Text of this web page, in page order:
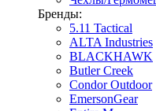
Бренды:
5.11 Tactical
ALTA Industries
BLACKHAWK
Butler Creek
Condor Outdoor
EmersonGear